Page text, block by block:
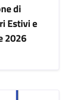
di
Estivi e
2026